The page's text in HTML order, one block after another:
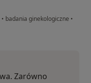
• badania ginekologiczne •
Zarówno